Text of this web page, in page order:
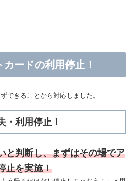
ードの利用停止！
できることから対応しました。
・利用停止！
と判断し、まずはその場でア
止を実施！